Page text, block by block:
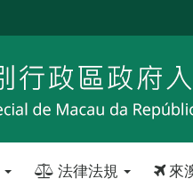
法律法規 來